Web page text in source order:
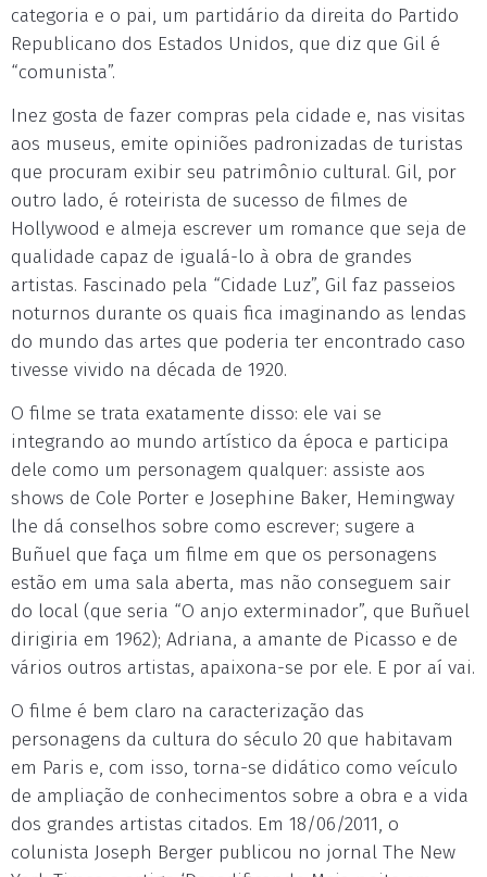
categoria e o pai, um partidário da direita do Partido
Republicano dos Estados Unidos, que diz que Gil é
“comunista”.
Inez gosta de fazer compras pela cidade e, nas visitas
aos museus, emite opiniões padronizadas de turistas
que procuram exibir seu patrimônio cultural. Gil, por
outro lado, é roteirista de sucesso de filmes de
Hollywood e almeja escrever um romance que seja de
qualidade capaz de igualá-lo à obra de grandes
artistas. Fascinado pela “Cidade Luz”, Gil faz passeios
noturnos durante os quais fica imaginando as lendas
do mundo das artes que poderia ter encontrado caso
tivesse vivido na década de 1920.
O filme se trata exatamente disso: ele vai se
integrando ao mundo artístico da época e participa
dele como um personagem qualquer: assiste aos
shows de Cole Porter e Josephine Baker, Hemingway
lhe dá conselhos sobre como escrever; sugere a
Buñuel que faça um filme em que os personagens
estão em uma sala aberta, mas não conseguem sair
do local (que seria “O anjo exterminador”, que Buñuel
dirigiria em 1962); Adriana, a amante de Picasso e de
vários outros artistas, apaixona-se por ele. E por aí vai.
O filme é bem claro na caracterização das
personagens da cultura do século 20 que habitavam
em Paris e, com isso, torna-se didático como veículo
de ampliação de conhecimentos sobre a obra e a vida
dos grandes artistas citados. Em 18/06/2011, o
colunista Joseph Berger publicou no jornal The New